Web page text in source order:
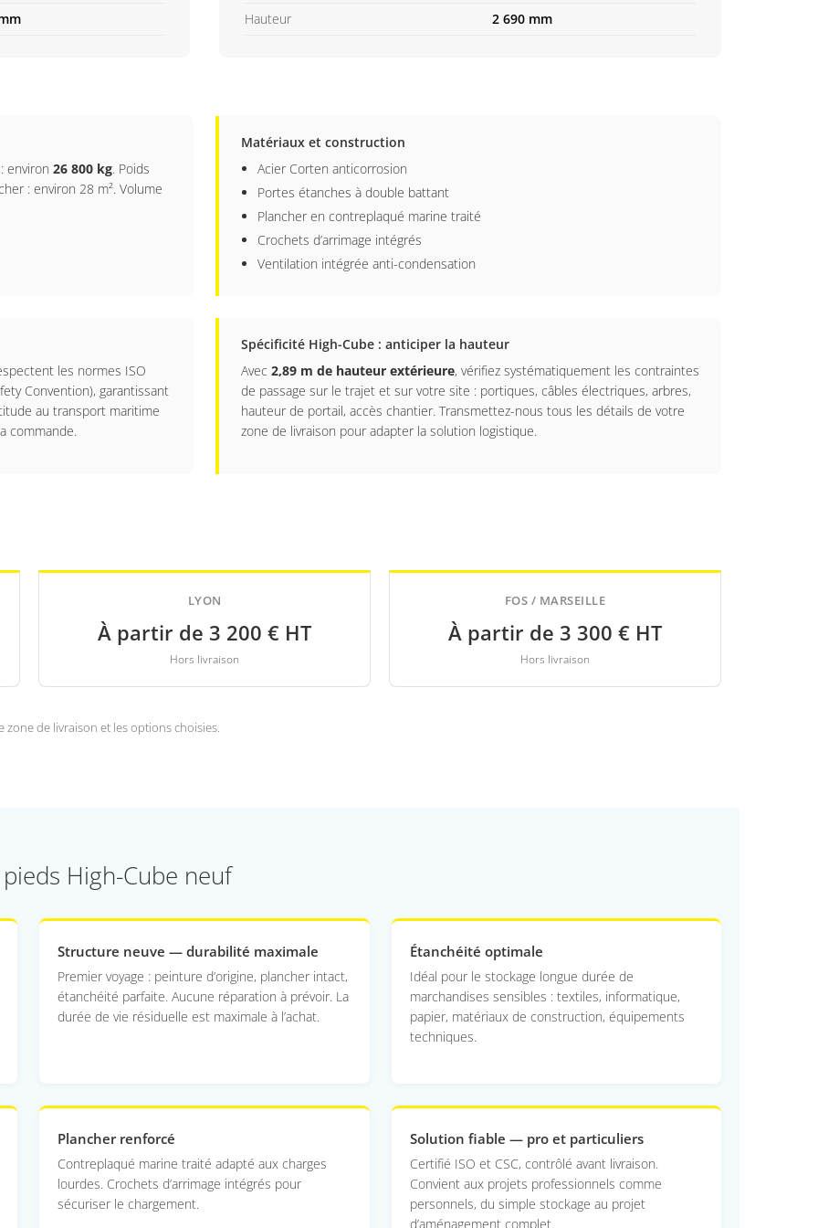
Hauteur 2 690 mm
environ 26 800 kg. Poids
: environ 28 m². Volume
Matériaux et construction
Acier Corten anticorrosion
Portes étanches à double battant
Plancher en contreplaqué marine traité
Crochets d’arrimage intégrés
Ventilation intégrée anti-condensation
les normes ISO
Convention), garantissant
au transport maritime
commande.
Spécificité High-Cube : anticiper la hauteur
Avec 2,89 m de hauteur extérieure, vérifiez systématiquement les contraintes
de passage sur le trajet et sur votre site : portiques, câbles électriques, arbres,
hauteur de portail, accès chantier. Transmettez-nous tous les détails de votre
zone de livraison pour adapter la solution logistique.
LYON
À partir de 3 200 € HT
Hors livraison
FOS / MARSEILLE
À partir de 3 300 € HT
Hors livraison
de livraison et les options choisies.
High-Cube neuf
Structure neuve — durabilité maximale
Premier voyage : peinture d’origine, plancher intact,
étanchéité parfaite. Aucune réparation à prévoir. La
durée de vie résiduelle est maximale à l’achat.
Étanchéité optimale
Idéal pour le stockage longue durée de
marchandises sensibles : textiles, informatique,
papier, matériaux de construction, équipements
techniques.
Plancher renforcé
Contreplaqué marine traité adapté aux charges
lourdes. Crochets d’arrimage intégrés pour
sécuriser le chargement.
Solution fiable — pro et particuliers
Certifié ISO et CSC, contrôlé avant livraison.
Convient aux projets professionnels comme
personnels, du simple stockage au projet
d’aménagement complet.